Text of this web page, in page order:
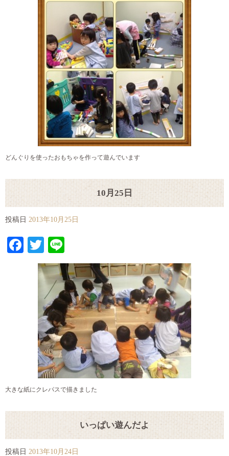
どんぐりを使ったおもちゃを作って遊んでいます
10月25日
投稿日 2013年10月25日
Facebook
Twitter
大きな紙にクレパスで描きました
いっぱい遊んだよ
投稿日 2013年10月24日